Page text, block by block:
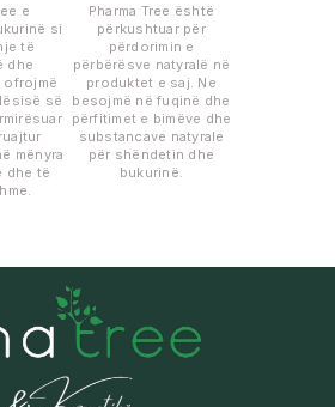
e
si
të
dhe
ofrojmë
së
mënyra
dhe të
Pharma Tree është
përkushtuar për
përdorimin e
përbërësve natyralë në
produktet e saj. Ne
besojmë në fuqinë dhe
përfitimet e bimëve dhe
substancave natyrale
për shëndetin dhe
bukurinë.